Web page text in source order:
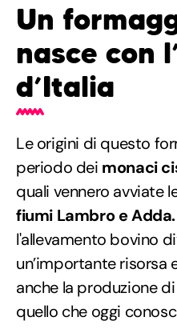
Un
nasce con
d’Italia
Le origini di questo
periodo dei monaci
quali vennero avviate
fiumi Lambro e Adda.
l'allevamento bovino
un’importante risorsa
anche la produzione
quello che oggi